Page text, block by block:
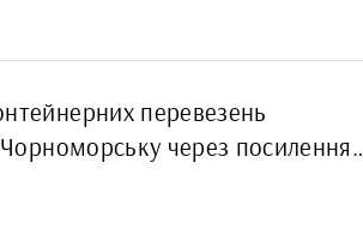
перевезень
Чорноморську через посилення